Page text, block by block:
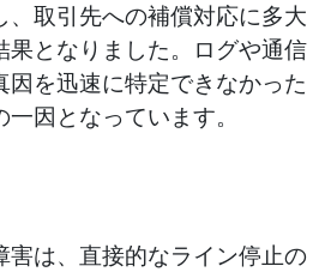
、取引先への補償対応に多大
果となりました。ログや通信
因を迅速に特定できなかった
因となっています。
害は、直接的なライン停止の